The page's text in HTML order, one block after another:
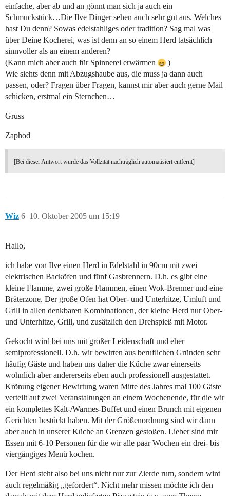
einfache, aber ab und an gönnt man sich ja auch ein
Schmuckstück…Die Ilve Dinger sehen auch sehr gut aus. Welches
hast Du denn? Sowas edelstahliges oder tradition? Sag mal was
über Deine Kocherei, was ist denn an so einem Herd tatsächlich
sinnvoller als an einem anderen?
(Kann mich aber auch für Spinnerei erwärmen
)
Wie siehts denn mit Abzugshaube aus, die muss ja dann auch
passen, oder? Fragen über Fragen, kannst mir aber auch gerne Mail
schicken, erstmal ein Sternchen…
Gruss
Zaphod
[Bei dieser Antwort wurde das Vollzitat nachträglich automatisiert entfernt]
Wiz 10. Oktober 2005 um 15:19
6
Hallo,
ich habe von Ilve einen Herd in Edelstahl in 90cm mit zwei
elektrischen Backöfen und fünf Gasbrennern. D.h. es gibt eine
kleine Flamme, zwei große Flammen, einen Wok-Brenner und eine
Bräterzone. Der große Ofen hat Ober- und Unterhitze, Umluft und
Grill in allen denkbaren Kombinationen, der kleine Herd nur Ober-
und Unterhitze, Grill, und zusätzlich den Drehspieß mit Motor.
Gekocht wird bei uns mit großer Leidenschaft und eher
semiprofessionell. D.h. wir bewirten aus beruflichen Gründen sehr
häufig Gäste und haben uns daher die Küche zwar einerseits
wohnlich aber andererseits eben auch professionell ausgestattet.
Krönung eigener Bewirtung waren Mitte des Jahres mal 100 Gäste
verteilt auf zwei Veranstaltungen an einem Wochenende, für die wir
ein komplettes Kalt-/Warmes-Buffet und einen Brunch mit eigenen
Gerichten bestückt haben. Mit der Größenordnung sind wir dann
aber auch in unserer Küche an Grenzen gestoßen. Lieber sind mir
Essen mit 6-10 Personen für die wir alle paar Wochen ein drei- bis
viergängiges Menü kochen.
Der Herd steht also bei uns nicht nur zur Zierde rum, sondern wird
auch regelmäßig „gefordert“. Nicht mehr missen möchte ich den